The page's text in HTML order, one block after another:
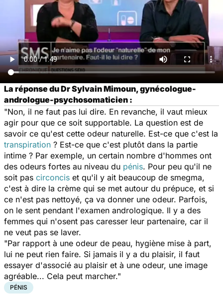
La réponse du Dr Sylvain Mimoun, gynécologue-
andrologue-psychosomaticien :
"Non, il ne faut pas lui dire. En revanche, il vaut mieux
agir pour que ce soit supportable. La question est de
savoir ce qu'est cette odeur naturelle. Est-ce que c'est la
transpiration ? Est-ce que c'est plutôt dans la partie
intime ? Par exemple, un certain nombre d'hommes ont
des odeurs fortes au niveau du pénis. Pour peu qu'il ne
soit pas circoncis et qu'il y ait beaucoup de smegma,
c'est à dire la crème qui se met autour du prépuce, et si
ce n'est pas nettoyé, ça va donner une odeur. Parfois,
on le sent pendant l'examen andrologique. Il y a des
femmes qui n'osent pas caresser leur partenaire, car il
ne veut pas se laver.
"Par rapport à une odeur de peau, hygiène mise à part,
lui ne peut rien faire. Si jamais il y a du plaisir, il faut
essayer d'associé au plaisir et à une odeur, une image
agréable... Cela peut marcher."
PÉNIS